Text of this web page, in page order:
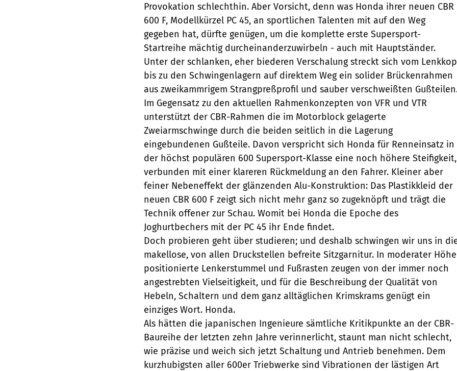
Provokation schlechthin. Aber Vorsicht, denn was Honda ihrer neuen CBR
600 F, Modellkürzel PC 45, an sportlichen Talenten mit auf den Weg
gegeben hat, dürfte genügen, um die komplette erste Supersport-
Startreihe mächtig durcheinanderzuwirbeln - auch mit Hauptständer.
Unter der schlanken, eher biederen Verschalung streckt sich vom
bis zu den Schwingenlagern auf direktem Weg ein solider Brückenrahmen
aus zweikammrigem Strangpreßprofil und sauber verschweißten
Im Gegensatz zu den aktuellen Rahmenkonzepten von VFR und VTR
unterstützt der CBR-Rahmen die im Motorblock gelagerte
Zweiarmschwinge durch die beiden seitlich in die Lagerung
eingebundenen Gußteile. Davon verspricht sich Honda für Renneinsatz in
der höchst populären 600 Supersport-Klasse eine noch höhere Steifigkeit,
verbunden mit einer klareren Rückmeldung an den Fahrer. Kleiner aber
feiner Nebeneffekt der glänzenden Alu-Konstruktion: Das Plastikkleid der
neuen CBR 600 F zeigt sich nicht mehr ganz so zugeknöpft und trägt die
Technik offener zur Schau. Womit bei Honda die Epoche des
Joghurtbechers mit der PC 45 ihr Ende findet.
Doch probieren geht über studieren; und deshalb schwingen wir uns in
makellose, von allen Druckstellen befreite Sitzgarnitur. In moderater Höhe
positionierte Lenkerstummel und Fußrasten zeugen von der immer noch
angestrebten Vielseitigkeit, und für die Beschreibung der Qualität von
Hebeln, Schaltern und dem ganz alltäglichen Krimskrams genügt ein
einziges Wort. Honda.
Als hätten die japanischen Ingenieure sämtliche Kritikpunkte an der CBR-
Baureihe der letzten zehn Jahre verinnerlicht, staunt man nicht schlecht,
wie präzise und weich sich jetzt Schaltung und Antrieb benehmen. Dem
kurzhubigsten aller 600er Triebwerke sind Vibrationen der lästigen Art